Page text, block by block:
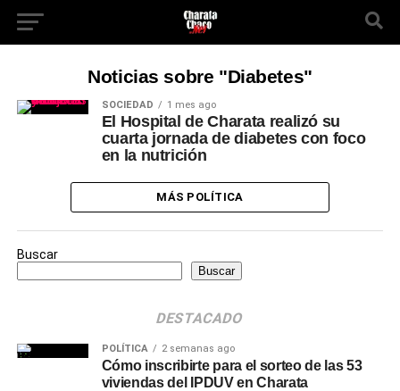
Noticias sobre "Diabetes"
SOCIEDAD 1 mes ago
El Hospital de Charata realizó su
cuarta jornada de diabetes con foco
en la nutrición
MÁS POLÍTICA
Buscar
Buscar
DESTACADO
POLÍTICA 2 semanas ago
Cómo inscribirte para el sorteo de las 53
viviendas del IPDUV en Charata